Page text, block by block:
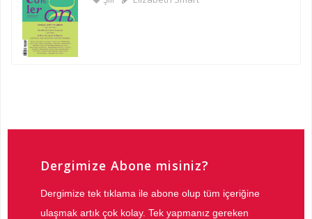
İLETIŞIM
Dergimize Abone misiniz?
Dergimize tek tıklama ile abone olup tüm içeriğine
ulaşmak artık çok kolay. Tek yapmanız gereken